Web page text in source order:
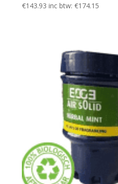
€143.93 inc btw: €174.15